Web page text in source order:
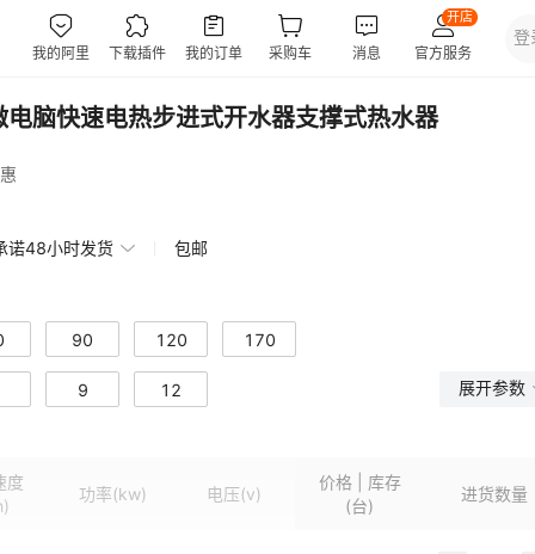
脑快速电热步进式开水器支撑式热水器
诺48小时发货 包邮
90 120 170
9 12 展开参数
度
功率(kw) 电压(v)
价格 | 库存
(台)
进货数量